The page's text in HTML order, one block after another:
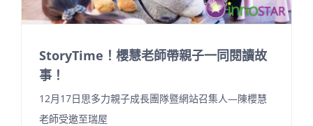
StoryTime！櫻慧老師帶親子一同閱讀故
事！
12月17日思多力親子成長團隊暨網站召集人—陳櫻慧
老師受邀至瑞屋